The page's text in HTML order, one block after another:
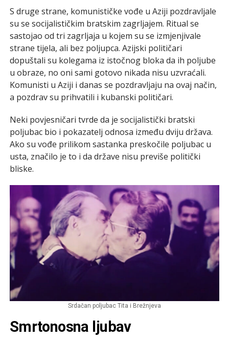
S druge strane, komunističke vođe u Aziji pozdravljale
su se socijalističkim bratskim zagrljajem. Ritual se
sastojao od tri zagrljaja u kojem su se izmjenjivale
strane tijela, ali bez poljupca. Azijski političari
dopuštali su kolegama iz istočnog bloka da ih poljube
u obraze, no oni sami gotovo nikada nisu uzvraćali.
Komunisti u Aziji i danas se pozdravljaju na ovaj način,
a pozdrav su prihvatili i kubanski političari.
Neki povjesničari tvrde da je socijalistički bratski
poljubac bio i pokazatelj odnosa između dviju država.
Ako su vođe prilikom sastanka preskočile poljubac u
usta, značilo je to i da države nisu previše politički
bliske.
Srdačan poljubac Tita i Brežnjeva
Smrtonosna ljubav